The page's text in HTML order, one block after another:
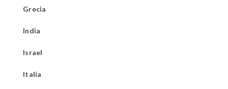
Grecia
India
Israel
Italia